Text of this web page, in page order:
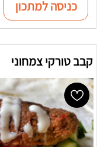
כניסה למתכון
קבב טורקי צמחוני